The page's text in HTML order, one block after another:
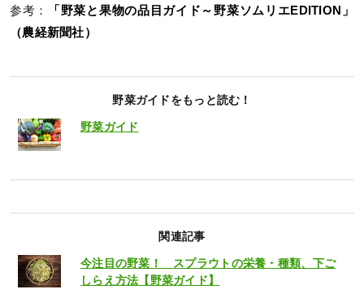
参考：
「野菜と果物の品目ガイド～野菜ソムリエEDITION」
（農経新聞社）
野菜ガイドをもっと読む！
野菜ガイド
関連記事
今注目の野菜！ スプラウトの栄養・種類、下ご
しらえ方法【野菜ガイド】